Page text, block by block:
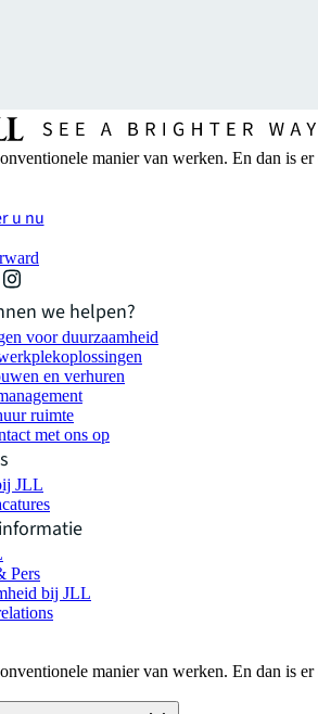
manier van werken. En dan is
u nu
we helpen?
voor duurzaamheid
en verhuren
ruimte
met ons op
JLL
Pers
bij JLL
manier van werken. En dan is